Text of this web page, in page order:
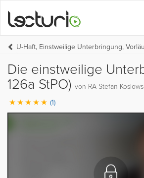
U-Haft, Einstweilige Unterbringung,
Die einstweilige
126a StPO) von RA Stefan
(1)